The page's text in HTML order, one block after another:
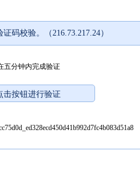
码校验。（216.73.217.24）
五分钟内完成验证